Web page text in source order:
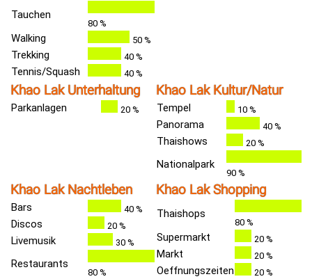
Tauchen
80 %
Walking 50 %
Trekking 40 %
Tennis/Squash 40 %
Khao Lak Unterhaltung
Parkanlagen 20 %
Khao Lak Kultur/Natur
Tempel 10 %
Panorama 40 %
Thaishows 20 %
Nationalpark
90 %
Khao Lak Nachtleben
Bars 40 %
Discos 20 %
Livemusik 30 %
Restaurants
80 %
Khao Lak Shopping
Thaishops
80 %
Supermarkt 20 %
Markt 20 %
Oeffnungszeiten 20 %